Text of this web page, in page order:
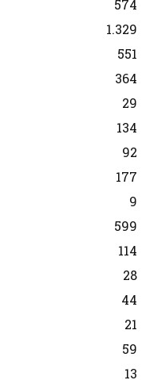
574
1.329
551
364
29
134
92
177
9
599
114
28
44
21
59
13